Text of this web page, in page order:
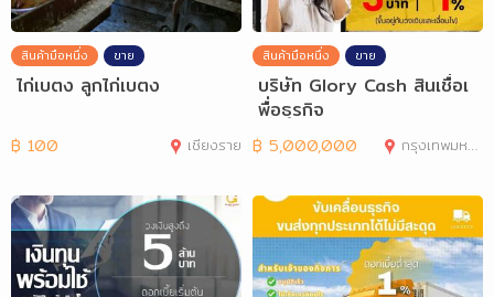
สินค้ามือหนึ่ง ขาย
ไก่เบตง ลูกไก่เบตง
฿ 100 เชียงราย
สินค้ามือหนึ่ง ขาย
บริษัท Glory Cash สินเชื่อเ
พื่อธุรกิจ
฿ 5,000,000 กรุงเทพมหานคร